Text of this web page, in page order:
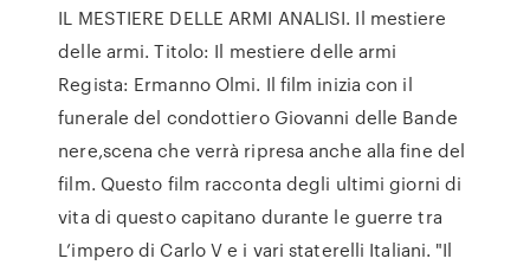
IL MESTIERE DELLE ARMI ANALISI. Il mestiere
delle armi. Titolo: Il mestiere delle armi
Regista: Ermanno Olmi. Il film inizia con il
funerale del condottiero Giovanni delle Bande
nere,scena che verrà ripresa anche alla fine del
film. Questo film racconta degli ultimi giorni di
vita di questo capitano durante le guerre tra
L’impero di Carlo V e i vari staterelli Italiani. "Il